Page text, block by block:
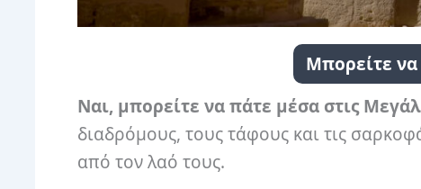
Μπορείτε να
Ναι, μπορείτε να πάτε μέσα στις
διαδρόμους, τους τάφους και τις
από τον λαό τους.